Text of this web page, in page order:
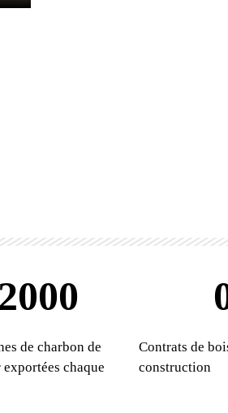
de charbon de
chaque
2000
Contrats de
construction